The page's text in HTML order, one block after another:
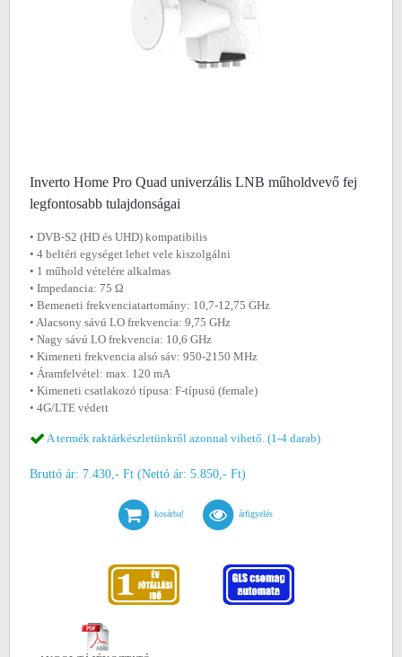
Inverto Home Pro Quad univerzális LNB műholdvevő fej
legfontosabb tulajdonságai
• DVB-S2 (HD és UHD) kompatibilis
• 4 beltéri egységet lehet vele kiszolgálni
• 1 műhold vételére alkalmas
• Impedancia: 75 Ω
• Bemeneti frekvenciatartomány: 10,7-12,75 GHz
• Alacsony sávú LO frekvencia: 9,75 GHz
• Nagy sávú LO frekvencia: 10,6 GHz
• Kimeneti frekvencia alsó sáv: 950-2150 MHz
• Áramfelvétel: max. 120 mA
• Kimeneti csatlakozó típusa: F-típusú (female)
• 4G/LTE védett
A termék raktárkészletünkről azonnal vihető. (1-4 darab)
Bruttó ár: 7.430,- Ft (Nettó ár: 5.850,- Ft)
kosárba! árfigyelés